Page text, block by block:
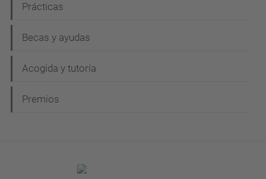
Prácticas
Becas y ayudas
Acogida y tutoría
Premios